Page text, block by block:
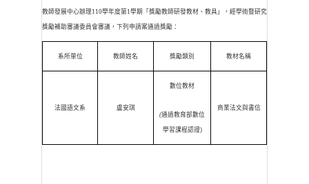
教師發展中心辦理110學年度第1學期「獎勵教師研發教材、教具」，經學術暨研究
獎勵補助審議委員會審議，下列申請案通過獎勵：
系所單位 教師姓名 獎勵類別 教材名稱
法國語文系 盧安琪
數位教材
(通過教育部數位
學習課程認證)
商業法文與書信